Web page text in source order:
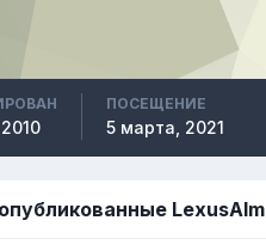
ПОСЕЩЕНИЕ
5 марта, 2021
LexusAlm